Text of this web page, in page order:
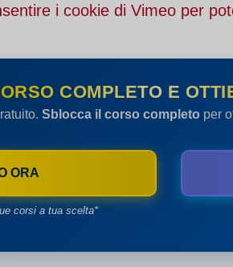
i cookie di Vimeo per
COMPLETO E
Sblocca il corso completo per
ORA
corsi a tua scelta*